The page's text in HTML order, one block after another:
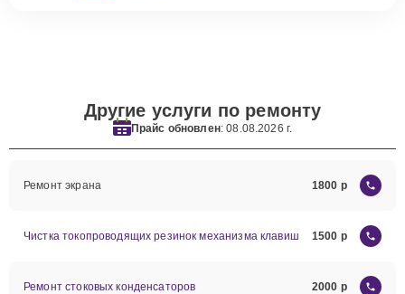
Другие услуги по ремонту
Прайс обновлен: 08.08.2026 г.
Ремонт экрана 1800
Чистка токопроводящих резинок механизма клавиш 1500
Ремонт стоковых конденсаторов 2000